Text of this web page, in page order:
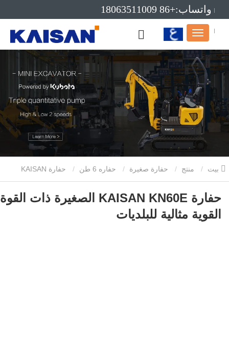
واتساب:+86 18063511009
بريد إلكتروني:info@kaisanmachinery.com
منتج حفارة صغيرة حفاره 6 طن حفارة KAISAN
KN60E الصغيرة ذات القوة القوية مثالية للبلديات
حفارة KAISAN KN60E الصغيرة ذات القوة
القوية مثالية للبلديات